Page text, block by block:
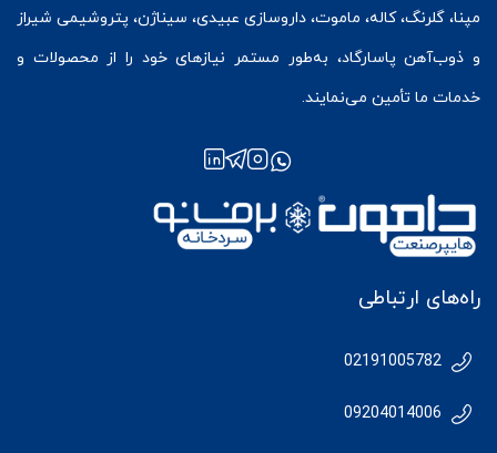
مپنا، گلرنگ، کاله، ماموت، داروسازی عبیدی، سیناژن، پتروشیمی شیراز
و ذوب‌آهن پاسارگاد، به‌طور مستمر نیازهای خود را از محصولات و
خدمات ما تأمین می‌نمایند.
راه‌های ارتباطی
02191005782
09204014006